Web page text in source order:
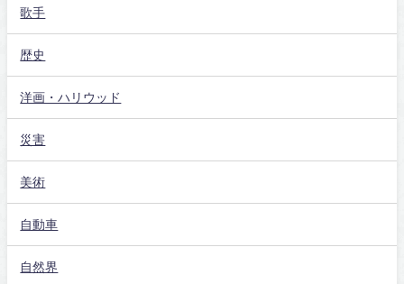
歌手
歴史
洋画・ハリウッド
災害
美術
自動車
自然界